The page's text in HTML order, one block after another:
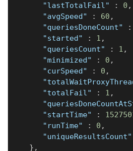
"lastTotalFail"
: 0 ,
"avgSpeed"
: 60 ,
"queriesDoneCount"
:
"started"
: 1 ,
"queriesCount"
: 1 ,
"minimized"
: 0 ,
"curSpeed"
: 0 ,
"totalFail"
: 1 ,
"startTime"
:
"runTime"
: 0 ,
"uniqueResultsCount"
} ,